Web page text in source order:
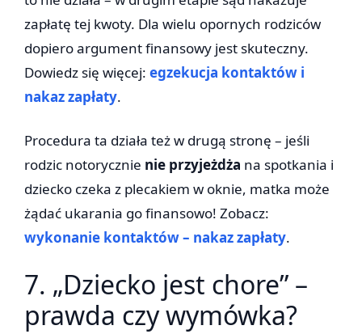
zapłatę tej kwoty. Dla wielu opornych rodziców
dopiero argument finansowy jest skuteczny.
Dowiedz się więcej: egzekucja kontaktów i
nakaz zapłaty.
Procedura ta działa też w drugą stronę – jeśli
rodzic notorycznie nie przyjeżdża na spotkania i
dziecko czeka z plecakiem w oknie, matka może
żądać ukarania go finansowo! Zobacz:
wykonanie kontaktów – nakaz zapłaty.
7. „Dziecko jest chore” –
prawda czy wymówka?